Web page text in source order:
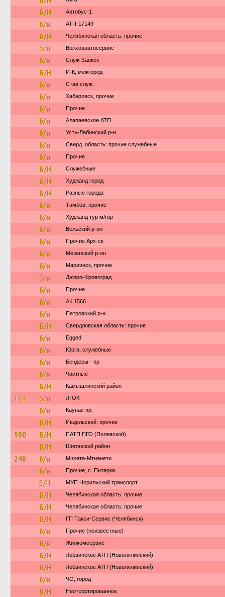
Б/Н Автобус-1
б/н АТП-17149
Б/Н Челябинская область: прочие
б/н Волховавтосервис
б/н Служ-Заокск
Б/Н И-К, межгород
б/н Став.служ.
б/н Хабаровск, прочие
б/н Прочие
б/н Алапаевское АТП
б/н Усть-Лабинский р-н
б/н Сверд. область: прочие служебные
б/н Прочие
Б/Н Служебные
Б/Н Худжанд город
Б/Н Разные города
б/н Тамбов, прочие
б/н Худжанд тур м/гор
б/н Вельский р-он
б/н Прочие Арх-ск
б/н Мезенский р-он
б/н Мариинск, прочие
б/н Дніпро-Кіровоград
б/н Прочие
б/н АК 1566
б/н Петровский р-н
Б/Н Свердловская область: прочие
б/н Egged
б/н Юрга, служебные
б/н Бендеры - пр
б/н Частные
Б/Н Камышлинский район
153 б/н ЛГОК
б/н Каунас пр.
Б/Н Ивдельский: прочие
590 Б/Н ПАТП ПГО (Полевской)
Б/Н Шигонский район
248 б/н Мцхета-Мтианети
б/н Прочие, с. Питерка
Б/Н МУП Норильский транспорт
Б/Н Челябинская область: прочие
Б/Н Челябинская область: прочие
Б/Н ГП Такси-Сервис (Челябинск)
б/н Прочие (неизвестные)
Б/н Жилкомсервис
Б/Н Лобвинское АТП (Новолялинский)
Б/Н Лобвинское АТП (Новолялинский)
б/н ЧО, город
Б/Н Неотсортированное